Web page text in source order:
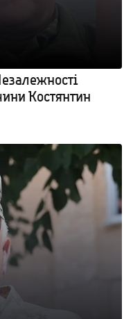
Костянтин